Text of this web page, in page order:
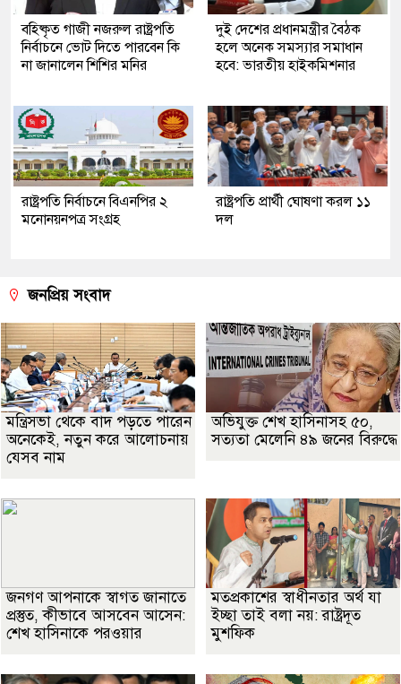
বহিষ্কৃত গাজী নজরুল রাষ্ট্রপতি
নির্বাচনে ভোট দিতে পারবেন কি
না জানালেন শিশির মনির
দুই দেশের প্রধানমন্ত্রীর বৈঠক
হলে অনেক সমস্যার সমাধান
হবে: ভারতীয় হাইকমিশনার
রাষ্ট্রপতি নির্বাচনে বিএনপির ২
মনোনয়নপত্র সংগ্রহ
রাষ্ট্রপতি প্রার্থী ঘোষণা করল ১১
দল
জনপ্রিয় সংবাদ
মন্ত্রিসভা থেকে বাদ পড়তে পারেন
অনেকেই, নতুন করে আলোচনায়
যেসব নাম
অভিযুক্ত শেখ হাসিনাসহ ৫০,
সত্যতা মেলেনি ৪৯ জনের বিরুদ্ধে
জনগণ আপনাকে স্বাগত জানাতে
প্রস্তুত, কীভাবে আসবেন আসেন:
শেখ হাসিনাকে পরওয়ার
মতপ্রকাশের স্বাধীনতার অর্থ যা
ইচ্ছা তাই বলা নয়: রাষ্ট্রদূত
মুশফিক